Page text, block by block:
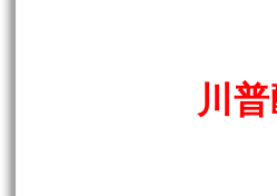
川